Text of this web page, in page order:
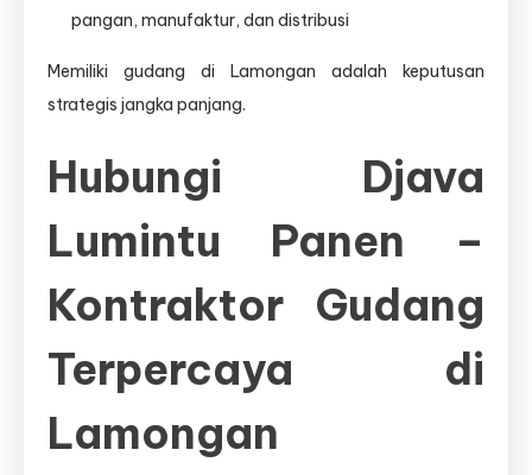
pangan, manufaktur, dan distribusi
Memiliki gudang di Lamongan adalah keputusan
strategis jangka panjang.
Hubungi Djava
Lumintu Panen –
Kontraktor Gudang
Terpercaya di
Lamongan